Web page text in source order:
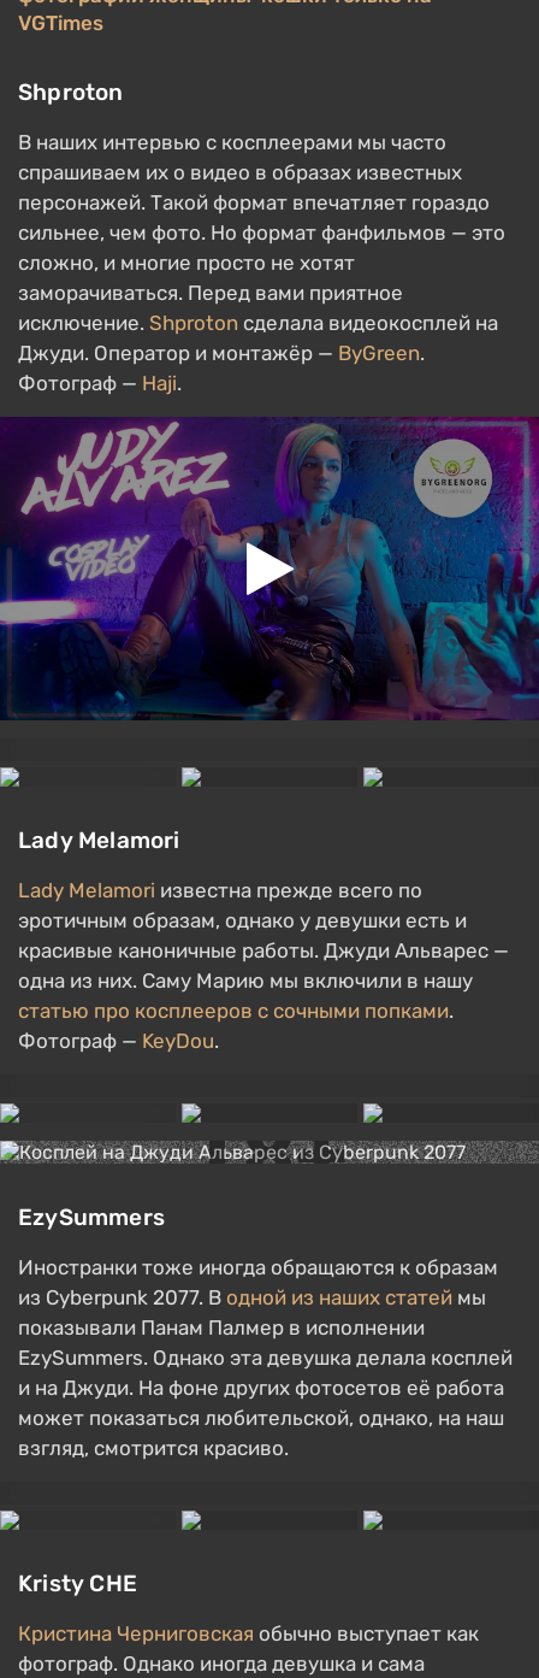
VGTimes
Shproton
В наших интервью с косплеерами мы часто
спрашиваем их о видео в образах известных
персонажей. Такой формат впечатляет гораздо
сильнее, чем фото. Но формат фанфильмов — это
сложно, и многие просто не хотят
заморачиваться. Перед вами приятное
исключение. Shproton сделала видеокосплей на
Джуди. Оператор и монтажёр — ByGreen.
Фотограф — Haji.
Lady Melamori
Lady Melamori известна прежде всего по
эротичным образам, однако у девушки есть и
красивые каноничные работы. Джуди Альварес —
одна из них. Саму Марию мы включили в нашу
статью про косплееров с сочными попками.
Фотограф — KeyDou.
EzySummers
Иностранки тоже иногда обращаются к образам
из Cyberpunk 2077. В одной из наших статей мы
показывали Панам Палмер в исполнении
EzySummers. Однако эта девушка делала косплей
и на Джуди. На фоне других фотосетов её работа
может показаться любительской, однако, на наш
взгляд, смотрится красиво.
Kristy CHE
Кристина Черниговская обычно выступает как
фотограф. Однако иногда девушка и сама